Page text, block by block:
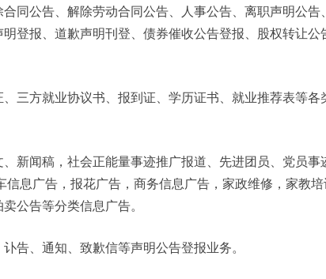
同公告、解除劳动合同公告、人事公告、离职声明公告
登报、道歉声明刊登、债券催收公告登报、股权转让
三方就业协议书、报到证、学历证书、就业推荐表等各
新闻稿，社会正能量事迹推广报道、先进团员、党员事
信息广告，报花广告，商务信息广告，家政维修，家教
公告等分类信息广告。
告、通知、致歉信等声明公告登报业务。